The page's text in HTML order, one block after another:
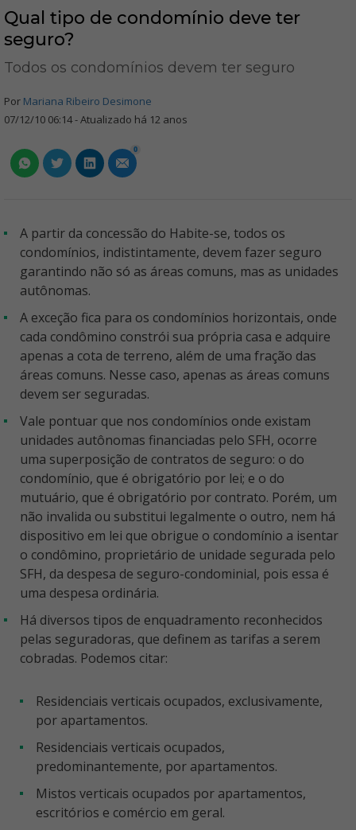
Qual tipo de condomínio deve ter
seguro?
Todos os condomínios devem ter seguro
Por Mariana Ribeiro Desimone
07/12/10 06:14 - Atualizado há 12 anos
0
A partir da concessão do Habite-se, todos os
condomínios, indistintamente, devem fazer seguro
garantindo não só as áreas comuns, mas as unidades
autônomas.
A exceção fica para os condomínios horizontais, onde
cada condômino constrói sua própria casa e adquire
apenas a cota de terreno, além de uma fração das
áreas comuns. Nesse caso, apenas as áreas comuns
devem ser seguradas.
Vale pontuar que nos condomínios onde existam
unidades autônomas financiadas pelo SFH, ocorre
uma superposição de contratos de seguro: o do
condomínio, que é obrigatório por lei; e o do
mutuário, que é obrigatório por contrato. Porém, um
não invalida ou substitui legalmente o outro, nem há
dispositivo em lei que obrigue o condomínio a isentar
o condômino, proprietário de unidade segurada pelo
SFH, da despesa de seguro-condominial, pois essa é
uma despesa ordinária.
Há diversos tipos de enquadramento reconhecidos
pelas seguradoras, que definem as tarifas a serem
cobradas. Podemos citar:
Residenciais verticais ocupados, exclusivamente,
por apartamentos.
Residenciais verticais ocupados,
predominantemente, por apartamentos.
Mistos verticais ocupados por apartamentos,
escritórios e comércio em geral.